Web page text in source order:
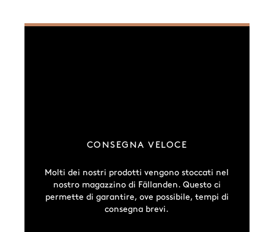
CONSEGNA VELOCE
Molti dei nostri prodotti vengono stoccati nel
nostro magazzino di Fällanden. Questo ci
permette di garantire, ove possibile, tempi di
consegna brevi.